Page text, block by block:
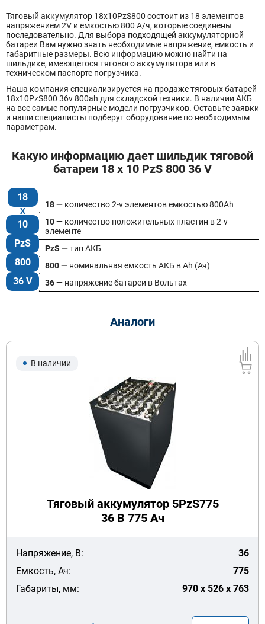
Тяговый аккумулятор 18x10PzS800 состоит из 18 элементов
напряжением 2V и емкостью 800 А/ч, которые соединены
последовательно. Для выбора подходящей аккумуляторной
батареи Вам нужно знать необходимые напряжение, емкость и
габаритные размеры. Всю информацию можно найти на
шильдике, имеющегося тягового аккумулятора или в
техническом паспорте погрузчика.
Наша компания специализируется на продаже тяговых батарей
18х10PzS800 36v 800ah для складской техники. В наличии АКБ
на все самые популярные модели погрузчиков. Оставьте заявки
и наши специалисты подберут оборудование по необходимым
параметрам.
Какую информацию дает шильдик тяговой
батареи 18 x 10 PzS 800 36 V
18
10
PzS
800
36 V
18 — количество 2-v элементов емкостью 800Ah
36 — напряжение батареи в Вольтах
10 — количество положительных пластин в 2-v
элементе
800 — номинальная емкость АКБ в Ah (Ач)
PzS —тип АКБ
Аналоги
В наличии
Тяговый аккумулятор 5PzS775
36 В 775 Ач
Напряжение, В:
36
Емкость, Ач:
775
Габариты, мм:
970 x 526 x 763